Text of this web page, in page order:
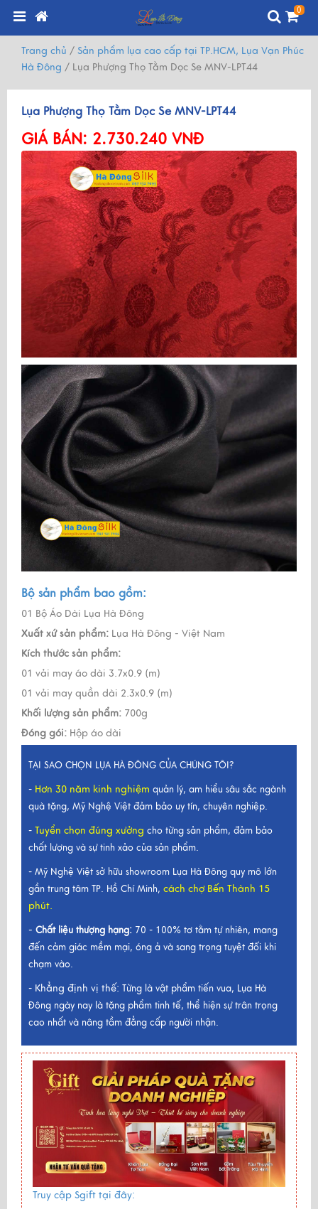
0
Trang chủ / Sản phẩm lụa cao cấp tại TP.HCM, Lụa Vạn Phúc
Hà Đông / Lụa Phượng Thọ Tằm Dọc Se MNV-LPT44
Lụa Phượng Thọ Tằm Dọc Se MNV-LPT44
GIÁ BÁN: 2.730.240 VNĐ
Bộ sản phẩm bao gồm:
01 Bộ Áo Dài Lụa Hà Đông
Xuất xứ sản phẩm: Lụa Hà Đông - Việt Nam
Kích thước sản phẩm:
01 vải may áo dài 3.7x0.9 (m)
01 vải may quần dài 2.3x0.9 (m)
Khối lượng sản phẩm: 700g
Đóng gói: Hộp áo dài
TẠI SAO CHỌN LỤA HÀ ĐÔNG CỦA CHÚNG TÔI?
- Hơn 30 năm kinh nghiệm quản lý, am hiểu sâu sắc ngành
quà tặng, Mỹ Nghệ Việt đảm bảo uy tín, chuyên nghiệp.
- Tuyển chọn đúng xưởng cho từng sản phẩm, đảm bảo
chất lượng và sự tinh xảo của sản phẩm.
- Mỹ Nghệ Việt sở hữu showroom Lụa Hà Đông quy mô lớn
gần trung tâm TP. Hồ Chí Minh, cách chợ Bến Thành 15
phút.
- Chất liệu thượng hạng: 70 - 100% tơ tằm tự nhiên, mang
đến cảm giác mềm mại, óng ả và sang trọng tuyệt đối khi
chạm vào.
- Khẳng định vị thế: Từng là vật phẩm tiến vua, Lụa Hà
Đông ngày nay là tặng phẩm tinh tế, thể hiện sự trân trọng
cao nhất và nâng tầm đẳng cấp người nhận.
Truy cập Sgift tại đây: